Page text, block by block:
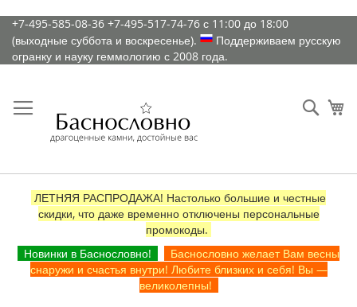
К
содержимому
+7-495-585-08-36 +7-495-517-74-76 с 11:00 до 18:00
(выходные суббота и воскресенье).
Поддерживаем русскую
огранку и науку геммологию с 2008 года.
ЛЕТНЯЯ РАСПРОДАЖА! Настолько большие и честные
скидки, что даже временно отключены персональные
промокоды.
Новинки в Баснословно!
Баснословно желает Вам весны
снаружи и счастья внутри! Любите близких и себя! Вы —
великолепны!